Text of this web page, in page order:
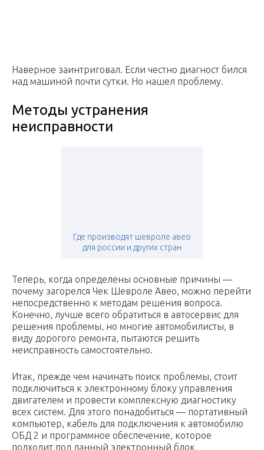
Наверное заинтриговал. Если честно диагност бился
над машиной почти сутки. Но нашел проблему.
Методы устранения
неисправности
Где производят шевроле авео
для россии и других стран
Теперь, когда определены основные причины —
почему загорелся Чек Шевроле Авео, можно перейти
непосредственно к методам решения вопроса.
Конечно, лучше всего обратиться в автосервис для
решения проблемы, но многие автомобилисты, в
виду дорогого ремонта, пытаются решить
неисправность самостоятельно.
Итак, прежде чем начинать поиск проблемы, стоит
подключиться к электронному блоку управления
двигателем и провести комплексную диагностику
всех систем. Для этого понадобиться — портативный
компьютер, кабель для подключения к автомобилю
ОБД 2 и программное обеспечение, которое
подходит под данный электронный блок